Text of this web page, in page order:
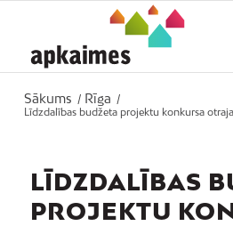
Sākums / Rīga
/
Līdzdalības budžeta projektu konkursa
LĪDZDALĪBAS
PROJEKTU